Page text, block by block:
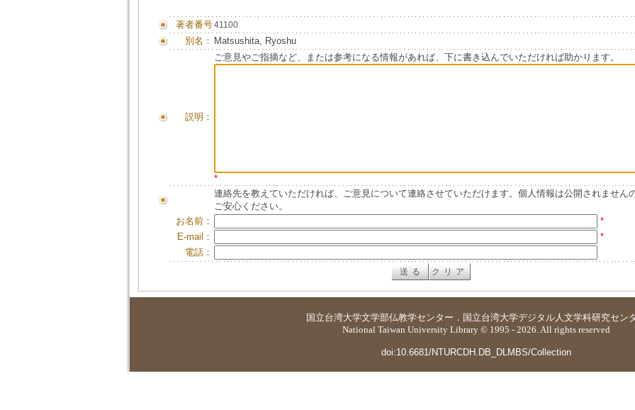
著者番号41100
別名： Matsushita, Ryoshu
説明：
ご意見やご指摘など、または参考になる情報があれば、下に書き込んでいただければ助かります。
*
連絡先を教えていただければ、ご意見について連絡させていただけます。個人情報は公開されません
ご安心ください。
お名前：
*
E-mail：
*
電話：
国立台湾大学文学部仏教学センター ． 国立台湾大学デジタル人文学科研究セン
National Taiwan University Library © 1995 - 2026. All rights reserved
doi:10.6681/NTURCDH.DB_DLMBS/Collection